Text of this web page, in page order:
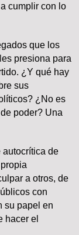
cumplir con lo
que los
presiona para
¿Y qué hay
sus
¿No es
poder? Una
autocrítica de
a otros, de
con
su papel en
hacer el